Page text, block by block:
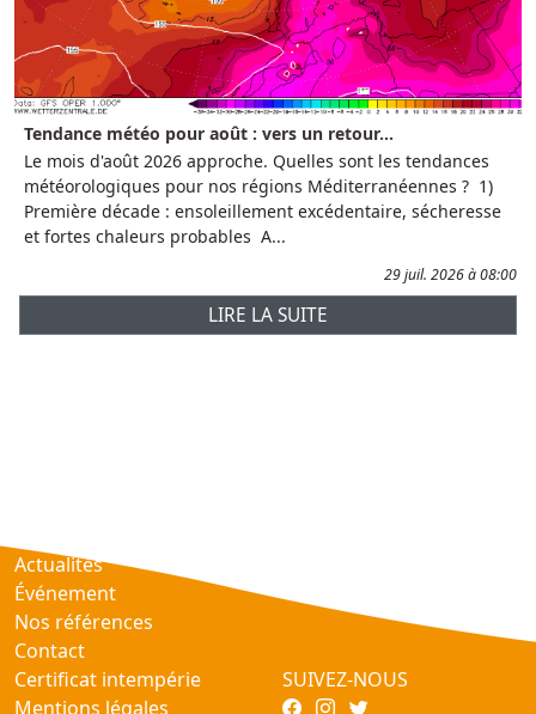
Tendance météo pour août : vers un retour...
Le mois d'août 2026 approche. Quelles sont les tendances
météorologiques pour nos régions Méditerranéennes ? 1)
Première décade : ensoleillement excédentaire, sécheresse
et fortes chaleurs probables A...
29 juil. 2026 à 08:00
LIRE LA SUITE
Actualités
Événement
Nos références
Contact
Certificat intempérie
Mentions légales
SUIVEZ-NOUS